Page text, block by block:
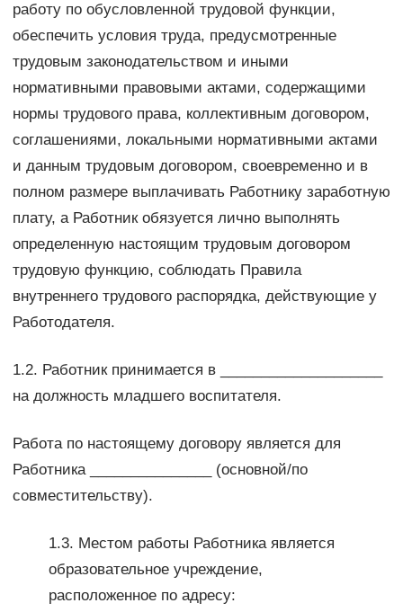
работу по обусловленной трудовой функции,
обеспечить условия труда, предусмотренные
трудовым законодательством и иными
нормативными правовыми актами, содержащими
нормы трудового права, коллективным договором,
соглашениями, локальными нормативными актами
и данным трудовым договором, своевременно и в
полном размере выплачивать Работнику заработную
плату, а Работник обязуется лично выполнять
определенную настоящим трудовым договором
трудовую функцию, соблюдать Правила
внутреннего трудового распорядка, действующие у
Работодателя.
1.2. Работник принимается в ____________________
на должность младшего воспитателя.
Работа по настоящему договору является для
Работника _______________ (основной/по
совместительству).
1.3. Местом работы Работника является
образовательное учреждение,
расположенное по адресу: